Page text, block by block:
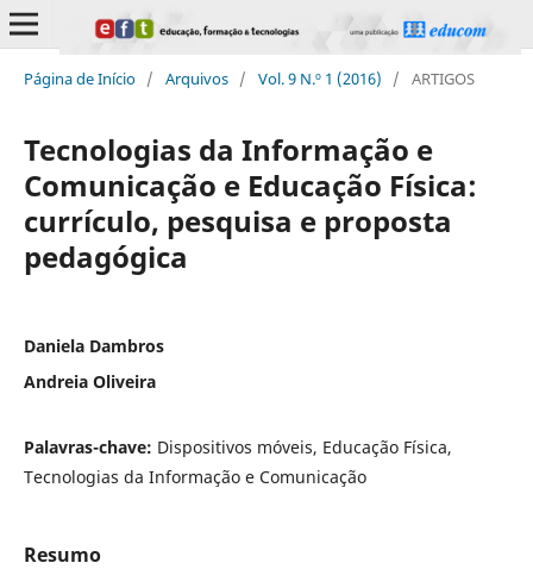
Página de Início / Arquivos / Vol. 9 N.º 1 (2016) / ARTIGOS
Tecnologias da Informação e
Comunicação e Educação Física:
currículo, pesquisa e proposta
pedagógica
Daniela Dambros
Andreia Oliveira
Palavras-chave: Dispositivos móveis, Educação Física,
Tecnologias da Informação e Comunicação
Resumo